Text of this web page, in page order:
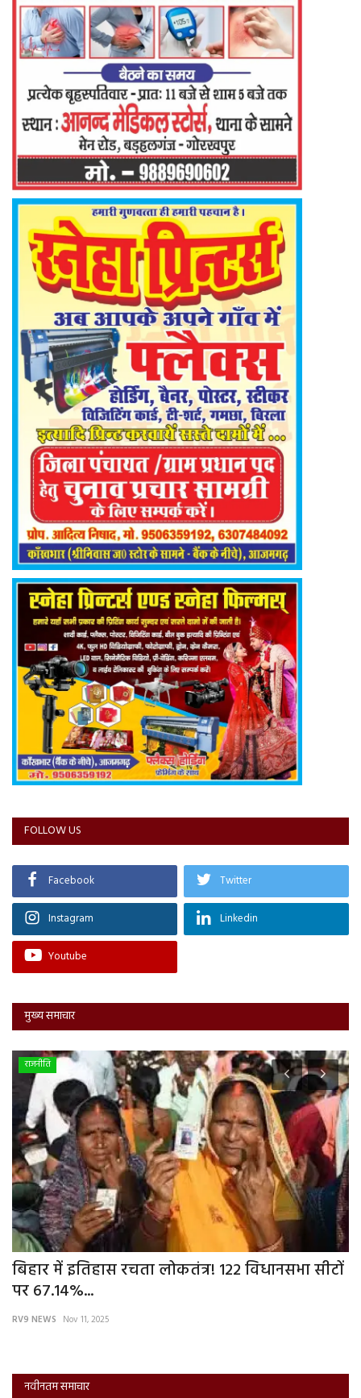
FOLLOW US
Facebook Twitter
Instagram Linkedin
Youtube
मुख्य समाचार
राजनीति
बिहार में इतिहास रचता लोकतंत्र! 122 विधानसभा सीटों
पर 67.14%...
RV9 NEWS Nov 11, 2025
नवीनतम समाचार